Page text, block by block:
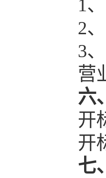
1
2
3
营
六
开
开
七